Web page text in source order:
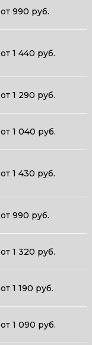
от 990 руб.
от 1 440 руб.
от 1 290 руб.
от 1 040 руб.
от 1 430 руб.
от 990 руб.
от 1 320 руб.
от 1 190 руб.
от 1 090 руб.